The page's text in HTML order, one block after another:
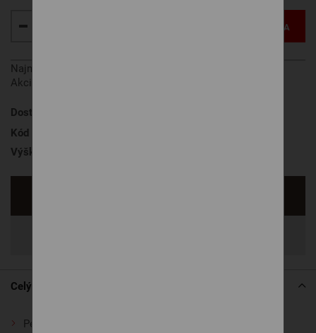
VLOŽIŤ DO KOŠÍKA
Najnižšia cena za posledných 30 dní pred zľavou:
Akcia platí od 1.8. do 31.8. 2026.
Dostupnosť
Kód produktu
Výška roštu
Celý popis
Pevný rošt s výklopom od nôh